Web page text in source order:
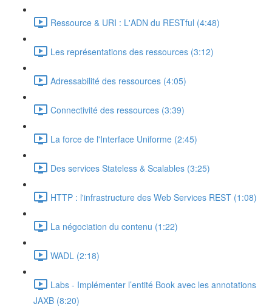
Ressource & URI : L'ADN du RESTful (4:48)
Les représentations des ressources (3:12)
Adressabilité des ressources (4:05)
Connectivité des ressources (3:39)
La force de l'Interface Uniforme (2:45)
Des services Stateless & Scalables (3:25)
HTTP : l'infrastructure des Web Services REST (1:08)
La négociation du contenu (1:22)
WADL (2:18)
Labs - Implémenter l’entité Book avec les annotations
JAXB (8:20)